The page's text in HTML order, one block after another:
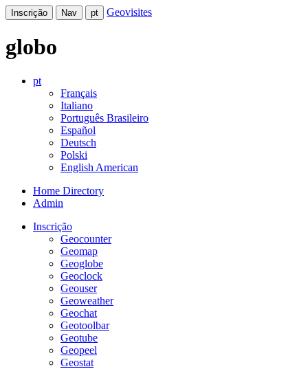
Inscrição Nav pt Geovisites
globo
pt
Français
Italiano
Português Brasileiro
Español
Deutsch
Polski
English American
Home Directory
Admin
Inscrição
Geocounter
Geomap
Geoglobe
Geoclock
Geouser
Geoweather
Geochat
Geotoolbar
Geotube
Geopeel
Geostat